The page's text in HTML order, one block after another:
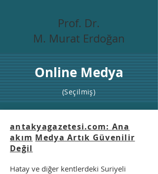
Prof. Dr.
M. Murat Erdoğan
Online Medya
(Seçilmiş)
antakyagazetesi.com: Ana
akım Medya Artık Güvenilir
Değil
Hatay ve diğer kentlerdeki Suriyeli